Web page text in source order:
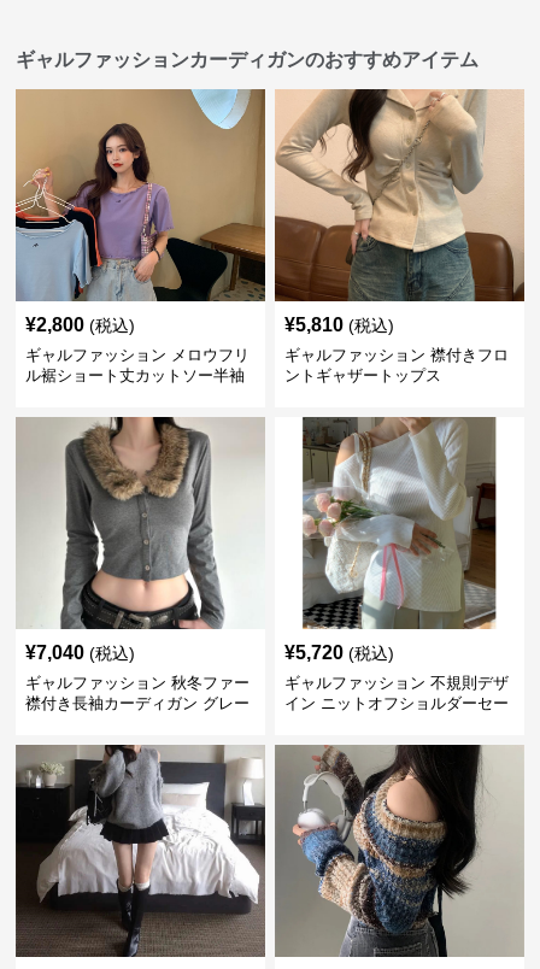
ギャルファッションカーディガンのおすすめアイテム
¥2,800 (税込)
ギャルファッション メロウフリ
ル裾ショート丈カットソー半袖
¥5,810 (税込)
ギャルファッション 襟付きフロ
ントギャザートップス
¥7,040 (税込)
ギャルファッション 秋冬ファー
襟付き長袖カーディガン グレー
¥5,720 (税込)
ギャルファッション 不規則デザ
イン ニットオフショルダーセー